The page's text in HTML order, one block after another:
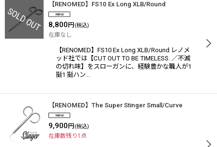
【RENOMED】FS10 Ex Long XLB/Round
8,800 円 (税込)
在庫なし
【RENOMED】FS10 Ex Long XLB/Round レノメ
ッド社では【CUT OUT TO BE TIMELESS. ／不滅
の切れ味】をスローガンに、経験豊かな職人が1
挺1 挺ハン…
【RENOMED】The Super Stinger Small/Curve
9,900 円 (税込)
在庫数残り1点